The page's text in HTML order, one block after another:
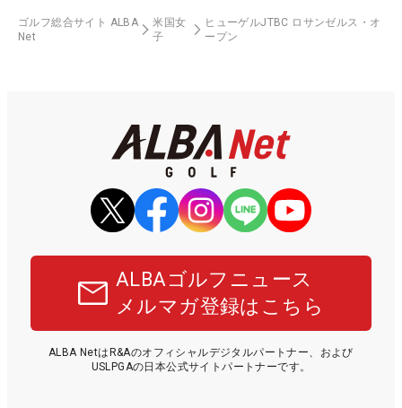
ゴルフ総合サイト ALBA
Net
米国女
子
ヒューゲルJTBC ロサンゼルス・オ
ープン
ALBAゴルフニュース
メルマガ登録はこちら
ALBA NetはR&Aのオフィシャルデジタルパートナー、および
USLPGAの日本公式サイトパートナーです。